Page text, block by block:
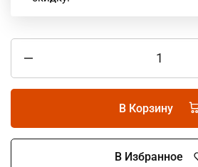
В Корзину
В Избранное